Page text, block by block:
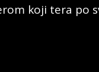
koji tera po